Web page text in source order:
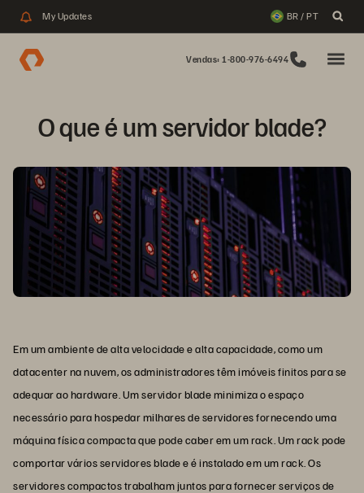
My Updates BR / PT
Vendas: 1-800-976-6494
O que é um servidor blade?
Em um ambiente de alta velocidade e alta capacidade, como um
datacenter na nuvem, os administradores têm imóveis finitos para se
adequar ao hardware. Um servidor blade minimiza o espaço
necessário para hospedar milhares de servidores fornecendo uma
máquina física compacta que pode caber em um rack. Um rack pode
comportar vários servidores blade e é instalado em um rack. Os
servidores compactos trabalham juntos para fornecer serviços de